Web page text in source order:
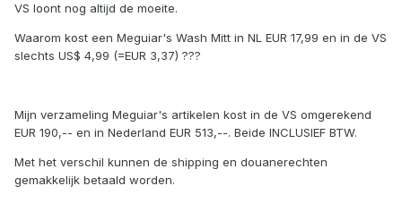
VS loont nog altijd de moeite.
Waarom kost een Meguiar's Wash Mitt in NL EUR 17,99 en in de VS
slechts US$ 4,99 (=EUR 3,37) ???
Mijn verzameling Meguiar's artikelen kost in de VS omgerekend
EUR 190,-- en in Nederland EUR 513,--. Beide INCLUSIEF BTW.
Met het verschil kunnen de shipping en douanerechten
gemakkelijk betaald worden.